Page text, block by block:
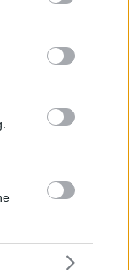
party tags to
below Google